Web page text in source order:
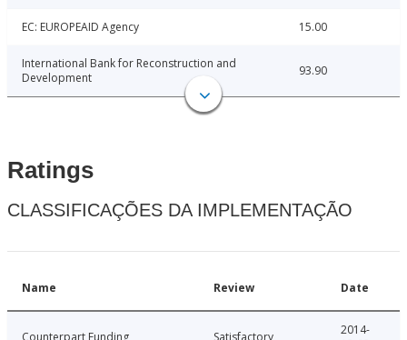
EC: EUROPEAID Agency 15.00
International Bank for Reconstruction and
Development
93.90
Ratings
CLASSIFICAÇÕES DA IMPLEMENTAÇÃO
Name Review Date
2014-